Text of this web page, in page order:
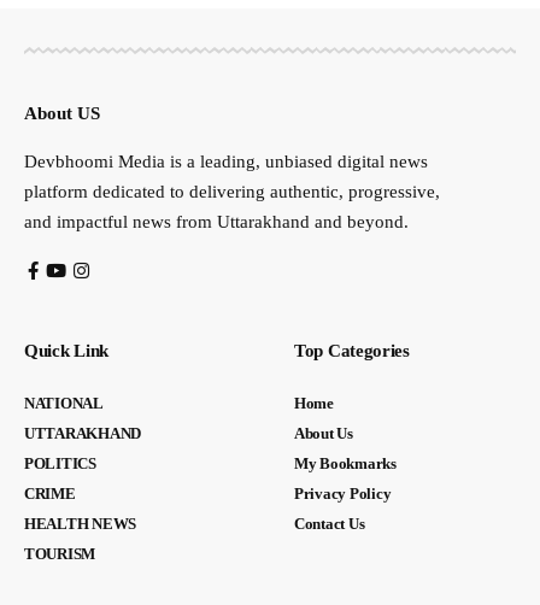
About US
Devbhoomi Media is a leading, unbiased digital news
platform dedicated to delivering authentic, progressive,
and impactful news from Uttarakhand and beyond.
Quick Link
NATIONAL
UTTARAKHAND
POLITICS
CRIME
HEALTH NEWS
TOURISM
Top Categories
Home
About Us
My Bookmarks
Privacy Policy
Contact Us